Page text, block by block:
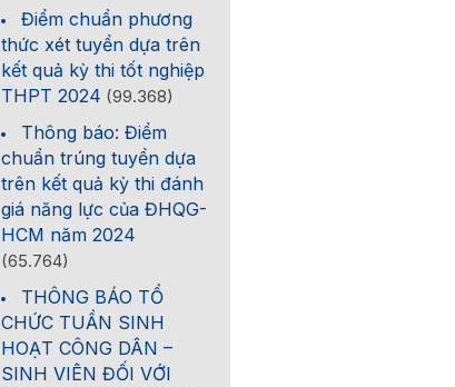
Điểm chuẩn phương
thức xét tuyển dựa trên
kết quả kỳ thi tốt nghiệp
THPT 2024 (99.368)
Thông báo: Điểm
chuẩn trúng tuyển dựa
trên kết quả kỳ thi đánh
giá năng lực của ĐHQG-
HCM năm 2024
(65.764)
THÔNG BÁO TỔ
CHỨC TUẦN SINH
HOẠT CÔNG DÂN –
SINH VIÊN ĐỐI VỚI